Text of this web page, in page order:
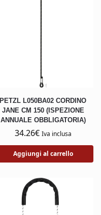
PETZL L050BA02 CORDINO
JANE CM 150 (ISPEZIONE
ANNUALE OBBLIGATORIA)
34.26€ Iva inclusa
Aggiungi al carrello